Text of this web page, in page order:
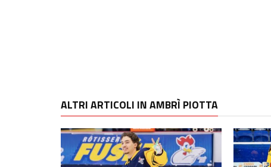
ALTRI ARTICOLI IN AMBRÌ PIOTTA